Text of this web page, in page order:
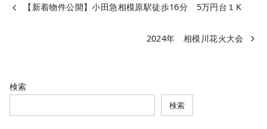
【新着物件公開】小田急相模原駅徒歩16分 5万円台１K
2024年 相模川花火大会
検索
検索